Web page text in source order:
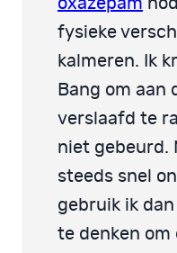
oxazepam
fysieke
kalmeren. Ik
Bang om aan
verslaafd te
niet gebeurd.
steeds snel
gebruik ik
te denken om